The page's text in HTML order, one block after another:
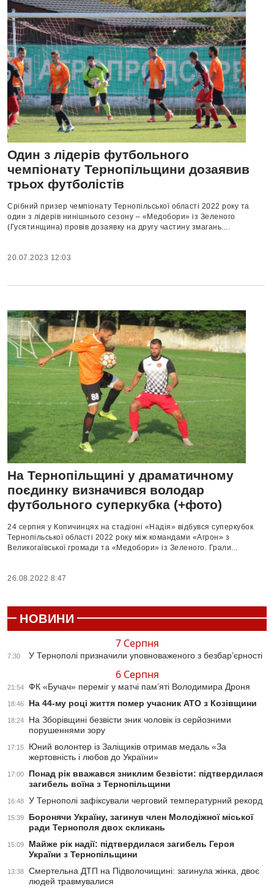
Один з лідерів футбольного
чемпіонату Тернопільщини дозаявив
трьох футболістів
Срібний призер чемпіонату Тернопільської області 2022 року та
один з лідерів нинішнього сезону – «Медобори» із Зеленого
(Гусятинщина) провів дозаявку на другу частину змагань....
20.07.2023 12:03
На Тернопільщині у драматичному
поєдинку визначився володар
футбольного суперкубка (+фото)
24 серпня у Копичинцях на стадіоні «Надія» відбувся суперкубок
Тернопільської області 2022 року між командами «Агрон» з
Великогаївської громади та «Медобори» із Зеленого. Грали...
26.08.2022 8:47
НОВИНИ
7 Серпня
7:30 У Тернополі призначили уповноваженого з безбар’єрності
6 Серпня
21:54 ФК «Бучач» переміг у матчі пам’яті Володимира Дроня
18:46 На 44-му році життя помер учасник АТО з Козівщини
18:24
На Зборівщині безвісти зник чоловік із серйозними
порушеннями зору
17:15
Юний волонтер із Заліщиків отримав медаль «За
жертовність і любов до України»
17:00
Понад рік вважався зниклим безвісти: підтвердилася
загибель воїна з Тернопільщини
16:48 У Тернополі зафіксували черговий температурний рекорд
15:39
Боронячи Україну, загинув член Молодіжної міської
ради Тернополя двох скликань
15:09
Майже рік надії: підтвердилася загибель Героя
України з Тернопільщини
13:38
Смертельна ДТП на Підволочищині: загинула жінка, двоє
людей травмувалися